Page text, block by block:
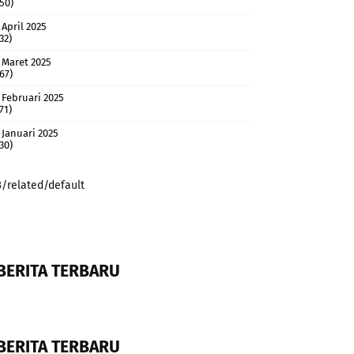
April 2025
Maret 2025
Februari 2025
Januari 2025
related/default
TERBARU
TERBARU